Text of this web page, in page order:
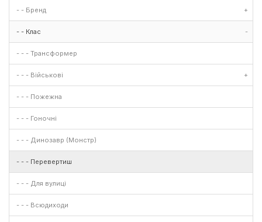
- - Бренд +
- - Клас -
- - - Трансформер
- - - Військові +
- - - Пожежна
- - - Гоночні
- - - Динозавр (Монстр)
- - - Перевертиш
- - - Для вулиці
- - - Всюдиходи